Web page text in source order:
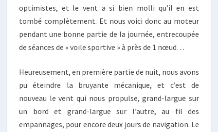
optimistes, et le vent a si bien molli qu’il en est
tombé complètement. Et nous voici donc au moteur
pendant une bonne partie de la journée, entrecoupée
de séances de « voile sportive » à près de 1 nœud…
Heureusement, en première partie de nuit, nous avons
pu éteindre la bruyante mécanique, et c’est de
nouveau le vent qui nous propulse, grand-largue sur
un bord et grand-largue sur l’autre, au fil des
empannages, pour encore deux jours de navigation. Le